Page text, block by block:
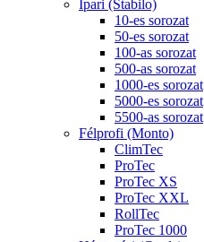
Ipari (Stabilo)
10-es sorozat
50-es sorozat
100-as sorozat
500-as sorozat
1000-es sorozat
5000-es sorozat
5500-as sorozat
Félprofi (Monto)
ClimTec
ProTec
ProTec XS
ProTec XXL
RollTec
ProTec 1000